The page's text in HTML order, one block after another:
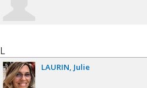
L
LAURIN Julie